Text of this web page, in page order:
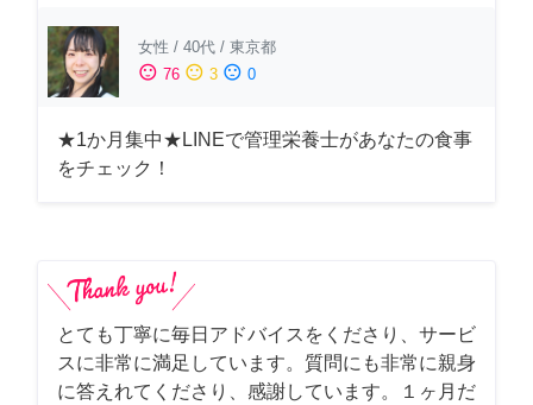
女性 / 40代 / 東京都
sentiment_satisfied 76 sentiment_neutral 3 sentiment_dissatisfied 0
★1か月集中★LINEで管理栄養士があなたの食事
をチェック！
とても丁寧に毎日アドバイスをくださり、サービ
スに非常に満足しています。質問にも非常に親身
に答えれてくださり、感謝しています。１ヶ月だ